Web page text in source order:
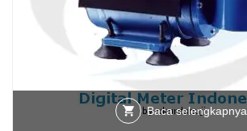
Baca selengkapnya